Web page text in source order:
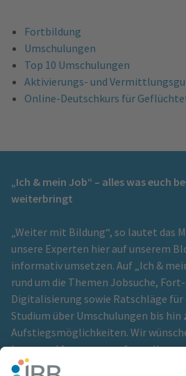
Fortbildung
Umschulungen
Top 10 Umschulungen
Aktivierungs- und
Online-Deutschkurs für
„Ich & mein Job“ – alles was euch
weiterbringt
„Weiter mit Bildung“, so lautet das
unsere Experten hier auf unserem
informativ umsetzen. Auf „Ich &
rund um die Themen Jobsuche,
Digitalisierung sowie Ratschläge für
Studium über Umschulungen bis hin
Aufstiegsmöglichkeiten. Wir
Lesen und freuen uns auf eure